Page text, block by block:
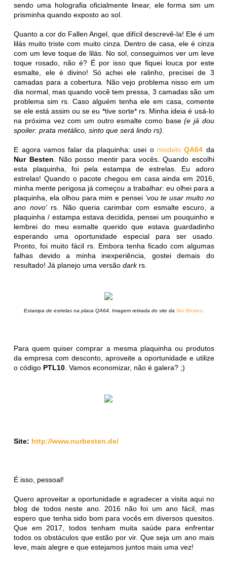
sendo uma holografia oficialmente linear, ele forma sim um
prisminha quando exposto ao sol.
Quanto a cor do Fallen Angel, que difícil descrevê-la! Ele é um
lilás muito triste com muito cinza. Dentro de casa, ele é cinza
com um leve toque de lilás. No sol, conseguimos ver um leve
toque rosado, não é? É por isso que fiquei louca por este
esmalte, ele é divino! Só achei ele ralinho, precisei de 3
camadas para a cobertura. Não vejo problema nisso em um
dia normal, mas quando você tem pressa, 3 camadas são um
problema sim rs. Caso alguém tenha ele em casa, comente
se ele está assim ou se eu *tive sorte* rs. Minha ideia é usá-lo
na próxima vez com um outro esmalte como base(e já dou
spoiler: prata metálico, sinto que será lindo rs)
E agora vamos falar da plaquinha: usei o modeloQA64 da
Nur Besten . Não posso mentir para vocês. Quando escolhi
esta plaquinha, foi pela estampa de estrelas. Eu adoro
estrelas! Quando o pacote chegou em casa ainda em 2016,
minha mente perigosa já começou a trabalhar: eu olhei para a
plaquinha, ela olhou para mim e pensei 'vou te usar muito no
ano novo'rs. Não queria carimbar com esmalte escuro, a
plaquinha / estampa estava decidida, pensei um pouquinho e
lembrei do meu esmalte querido que estava guardadinho
esperando uma oportunidade especial para ser usado.
Pronto, foi muito fácil rs. Embora tenha ficado com algumas
falhas devido a minha inexperiência, gostei demais do
resultado! Já planejo uma versãodarkrs.
Estampa de estrelas na placa QA64. Imagem retirada do site da Nur Besten
Para quem quiser comprar a mesma plaquinha ou produtos
da empresa com desconto, aproveite a oportunidade e utilize
o código PTL10 . Vamos economizar, não é galera? ;)
Site: http://www.nurbesten.de/
É isso, pessoal!
Quero aproveitar a oportunidade e agradecer a visita aqui no
blog de todos neste ano. 2016 não foi um ano fácil, mas
espero que tenha sido bom para vocês em diversos quesitos.
Que em 2017, todos tenham muita saúde para enfrentar
todos os obstáculos que estão por vir. Que seja um ano mais
leve, mais alegre e que estejamos juntos mais uma vez!